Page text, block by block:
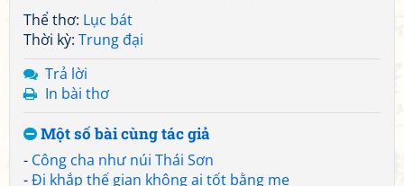
Thể thơ: Lục bát
Thời kỳ: Trung đại
Trả lời
In bài thơ
Một số bài cùng tác giả
- Công cha như núi Thái Sơn
-Đi khắp thế gian không ai tốt bằng mẹ